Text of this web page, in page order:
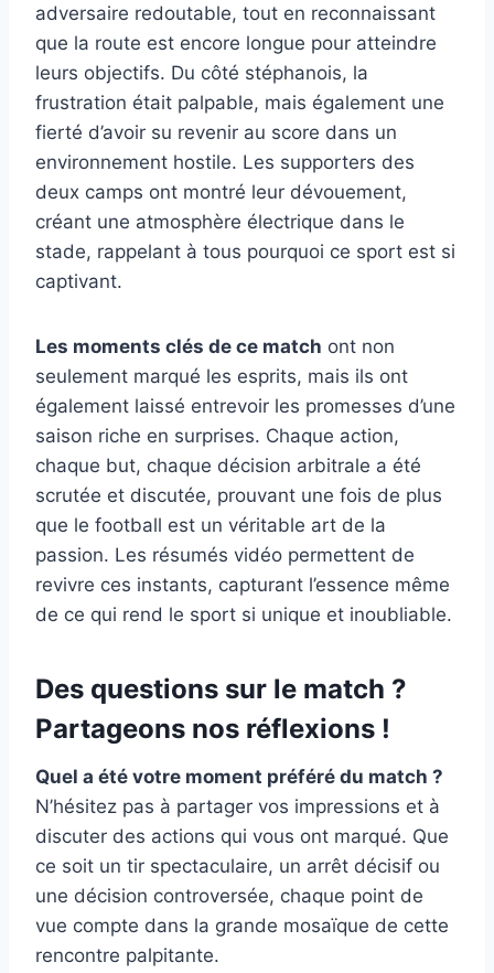
adversaire redoutable, tout en reconnaissant
que la route est encore longue pour atteindre
leurs objectifs. Du côté stéphanois, la
frustration était palpable, mais également une
fierté d’avoir su revenir au score dans un
environnement hostile. Les supporters des
deux camps ont montré leur dévouement,
créant une atmosphère électrique dans le
stade, rappelant à tous pourquoi ce sport est si
captivant.
Les moments clés de ce match ont non
seulement marqué les esprits, mais ils ont
également laissé entrevoir les promesses d’une
saison riche en surprises. Chaque action,
chaque but, chaque décision arbitrale a été
scrutée et discutée, prouvant une fois de plus
que le football est un véritable art de la
passion. Les résumés vidéo permettent de
revivre ces instants, capturant l’essence même
de ce qui rend le sport si unique et inoubliable.
Des questions sur le match ?
Partageons nos réflexions !
Quel a été votre moment préféré du match ?
N’hésitez pas à partager vos impressions et à
discuter des actions qui vous ont marqué. Que
ce soit un tir spectaculaire, un arrêt décisif ou
une décision controversée, chaque point de
vue compte dans la grande mosaïque de cette
rencontre palpitante.